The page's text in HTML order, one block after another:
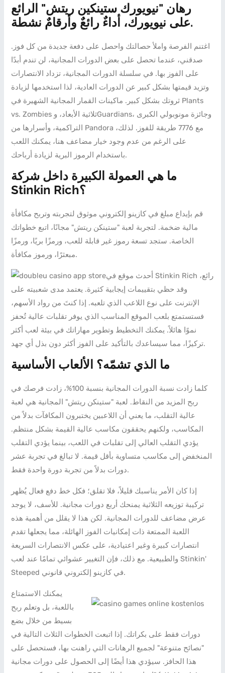
رهان "نيويورك ستينكين ريتش" الرائع
على نيويورك، أداءٌ رائعٌ وأرقامٌ نشطة.
اغتنم الفرصة واملأ حصالتك واحصل على دفعة جديدة من كل فوز.
صدقني، عندما تحصل على بعض الدورات المجانية، لن تندم أبدًا
على الفوز بها. في سلسلة الدورات المجانية، تزداد الانتصارات
وتزيد قيمتها بشكل كبير عن الدورات العادية، لذا استخدمها لزيادة
ثروتك بشكل كبير. ماكينات القمار المجانية الشهيرة في Plants
vs. Zombies ثلاثية الأبعاد، وGuardians، وجائزة مونوبولي الكبرى
التراكمية، وأسرارها من Pandora مع 7776 طريقة للفوز. لذلك،
على الرغم من عدم وجود خيار مضاعف هنا، يمكنك اللعب
باستخدام الرموز البرية لزيادة أرباحك.
ما هي العمولة الكبيرة داخل شركة
Stinkin Rich؟
قم بإيداع مبلغ في كازينو إلكتروني موثوق لتجربته وتربح مكافأة
مالية ضخمة. لتجربة لعبة "ستينكن ريتش" مجانًا، اتبع خطواتك
الخاصة. ستجد تسعة رموز غير قابلة للعب، ورمزًا بريًا، ورمزًا
مبعثرًا، ورموز مكافأة.
أحدث موقع في Stinkin Rich رائع،
وقد حظي بتقييمات إيجابية كثيرة. يعتمد مدى شعبيته على
الإنترنت على نوع اللاعب الذي تلعبه. إذا كنتَ من رواد الأسهم،
فستستمتع بلعب الموقع المناسب الذي يوفر تقلبات عالية تُحفز
نموًا هائلاً. يمكنك التخطيط وتطوير مهاراتك في بيئة لعب أكثر
تركيزًا، مما سيساعدك بالتأكيد على الفوز أكثر دون بذل أي جهد.
ما الذي تشمّه؟ الألعاب الأساسية
كلما زادت نسبة الدورات المجانية بنسبة 100%، زادت فرصك في
ربح المزيد من النقاط. لعبة "ستينكن ريتش" المجانية هي لعبة
عالية التقلب، ما يعني أن اللاعبين يختبرون المكافآت بدلاً من
المكاسب، ولكنهم يحققون مكاسب عالية القيمة بشكل منتظم.
يؤدي التقلب العالي إلى تقلبات في اللعب، بينما يؤدي التقلب
المنخفض إلى مكاسب متساوية بأقل قيمة. لا تبالغ في تجربة عشر
دورات بدلاً من تجربة دورة واحدة فقط.
إذا كان الأمر يناسبك قليلاً، فلا تقلق؛ فكل خط دفع فعال يُظهر
تركيبة توزيعه الثلاثية يمنحك أربع دورات مجانية. للأسف، لا يوجد
عرض مضاعف للدورات المجانية. لكن هذا لا يقلل من أهمية هذه
اللعبة الممتعة ذات إمكانيات الفوز الهائلة، مما يجعلها تقدم
انتصارات كبيرة وغير اعتيادية، على عكس الانتصارات السريعة
والطبيعية. مع ذلك، فإن التغيير عشوائي تمامًا عند لعب Stinkin'
Steeped في كازينو إلكتروني قانوني.
يمكنك الاستمتاع
باللعبة، بل وتعلم ربح
بسيط من خلال بضع
دورات فقط على بكراتك. إذا اتبعت الخطوات الثلاث التالية في
"نصائح متنوعة" لجميع الرهانات التي راهنت بها، فستحصل على
هذا الحافز. سيؤدي هذا أيضًا إلى الحصول على دورات مجانية